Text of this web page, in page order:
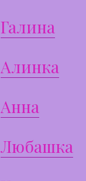
Галина
Алинка
Анна
Любашка